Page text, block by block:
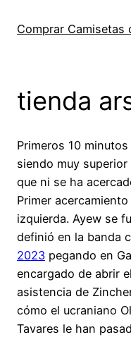
Comprar Camisetas
tienda
Primeros 10
siendo muy
que ni se ha
Primer
izquierda. Ayew se
definió en la banda
2023 pegando en
encargado de abrir
asistencia de
cómo el ucraniano
Tavares le han